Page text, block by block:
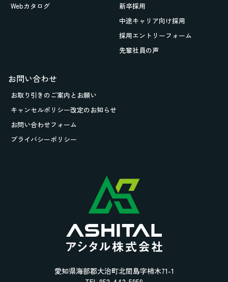
愛知県海部郡大治町北間島字柿木71-1
Webカタログ
新卒採用
中途キャリア向け採用
採用エントリーフォーム
先輩社員の声
お問い合わせ
お取り引きのご案内とお願い
キャンセルポリシー改定のお知らせ
お問い合わせフォーム
プライバシーポリシー